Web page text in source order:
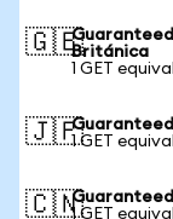
🇬🇧Británica
1 GET
🇯🇵1 GET
🇨🇳1 GET